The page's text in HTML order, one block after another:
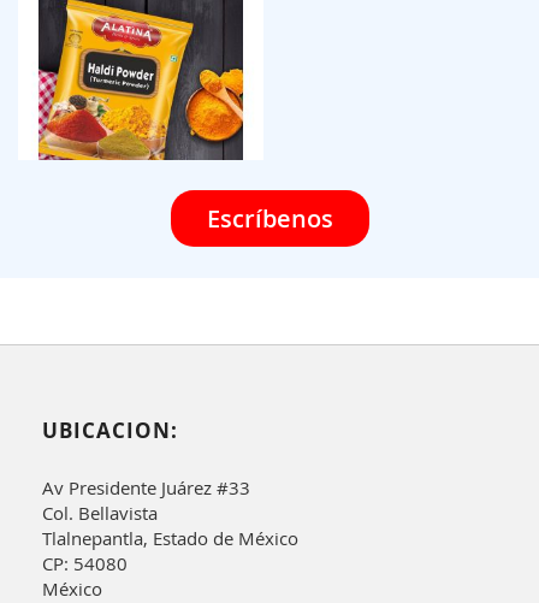
Escríbenos
UBICACION:
Av Presidente Juárez #33
Col. Bellavista
Tlalnepantla, Estado de México
CP: 54080
México